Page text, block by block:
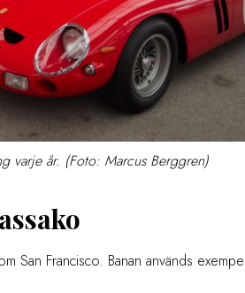
varje år. (Foto: Marcus Berggren)
San Francisco. Banan används